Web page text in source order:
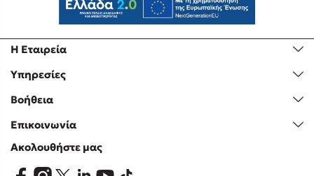
Η Εταιρεία
Υπηρεσίες
Βοήθεια
Επικοινωνία
Ακολουθήστε μας